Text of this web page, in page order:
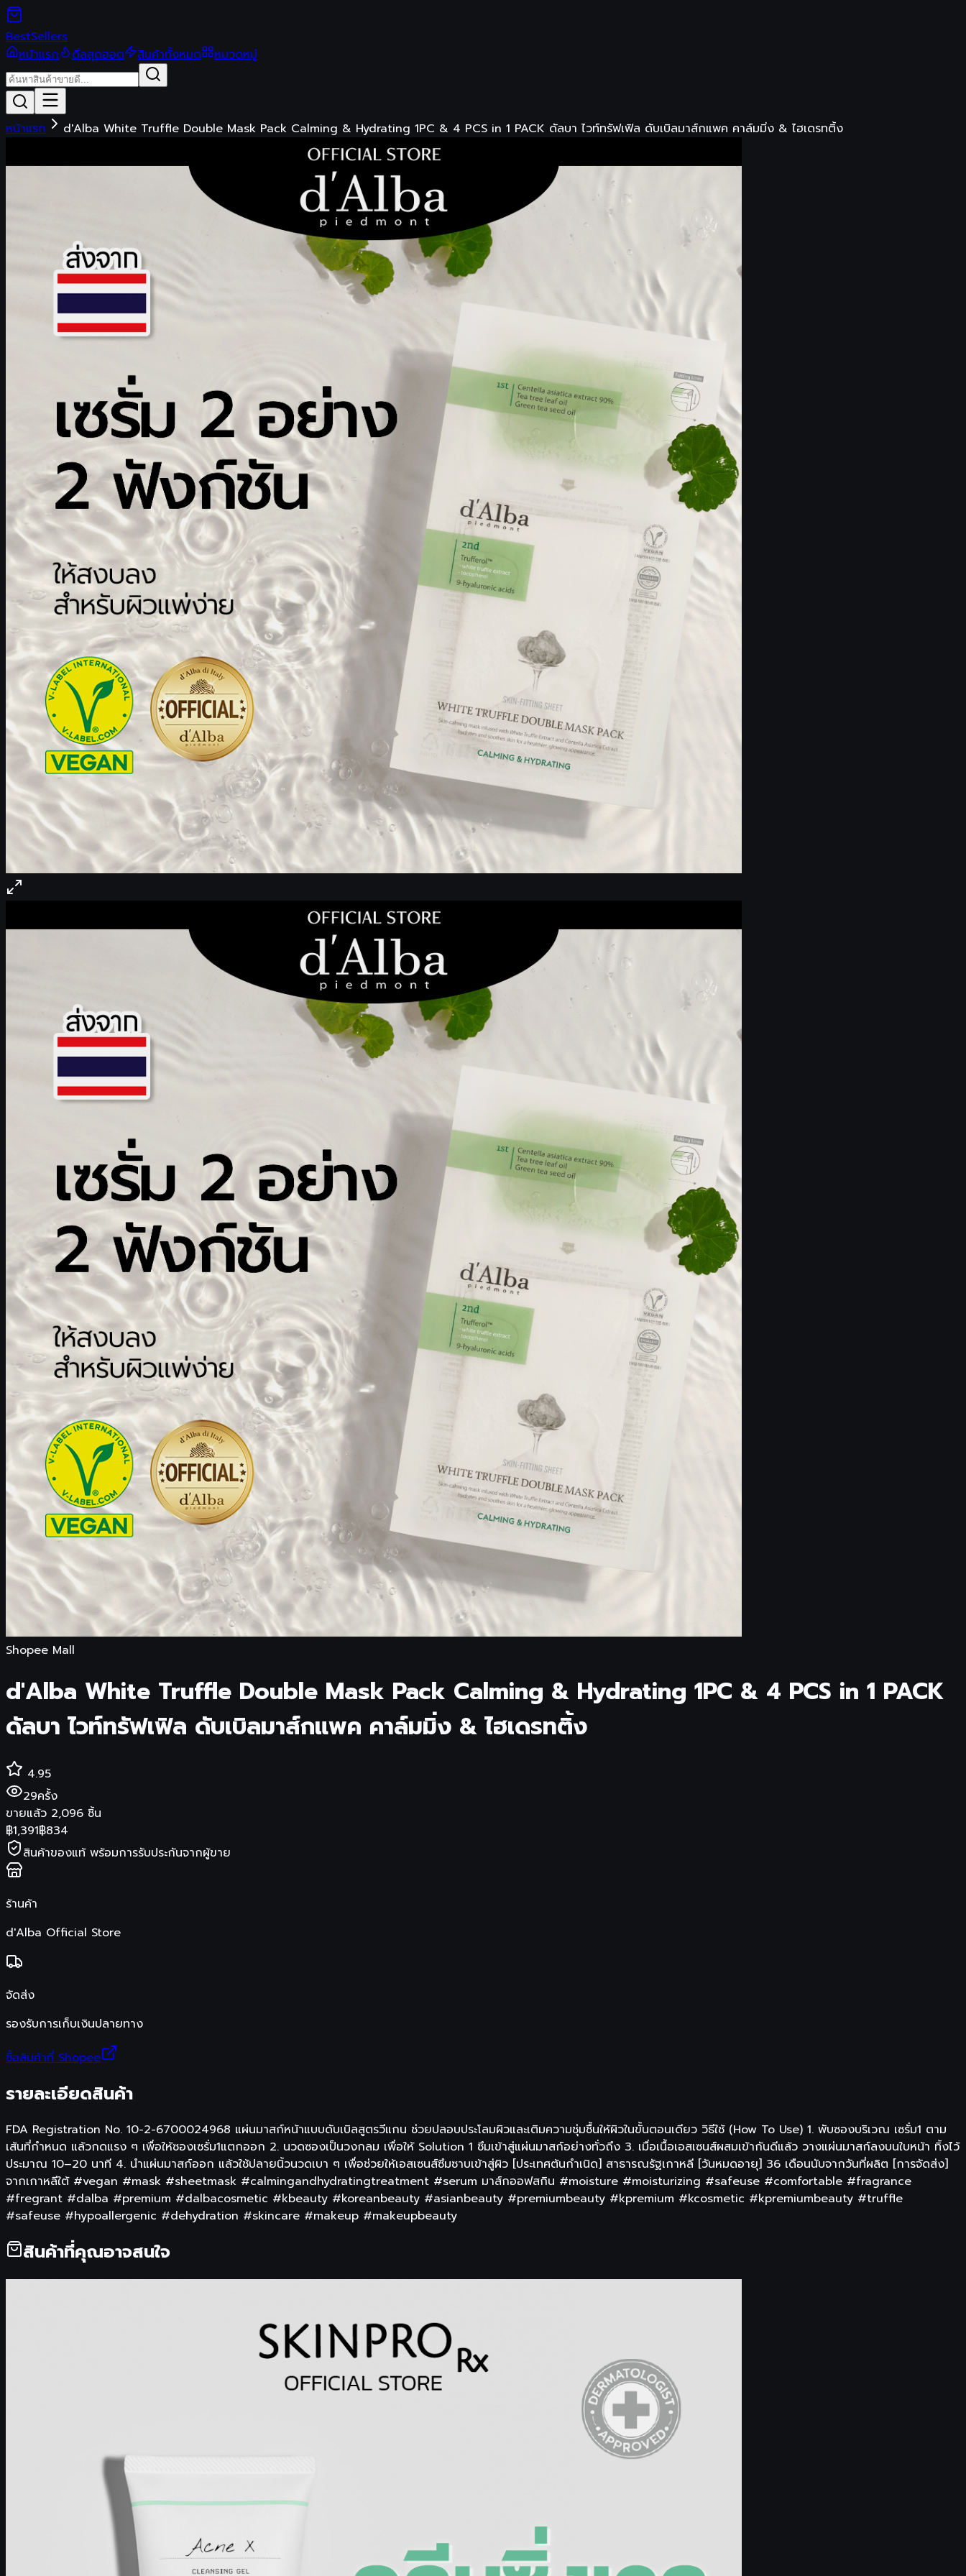
BestSellers
หน้าแรก
ดีลสุดฮอต สินค้าทั้งหมด หมวดหมู่
หน้าแรก d'Alba White Truffle Double Mask Pack Calming & Hydrating 1PC & 4 PCS in 1 PACK ดัลบา ไวท์ทรัฟเฟิล ดับเบิลมาส์กแพค คาล์มมิ่ง & ไฮเดรทติ้ง
Shopee Mall
d'Alba White Truffle Double Mask Pack Calming & Hydrating 1PC & 4 PCS in 1 PACK
ดัลบา ไวท์ทรัฟเฟิล ดับเบิลมาส์กแพค คาล์มมิ่ง & ไฮเดรทติ้ง
4.95
29ครั้ง
ขายแล้ว 2,096 ชิ้น
฿1,391฿834
สินค้าของแท้ พร้อมการรับประกันจากผู้ขาย
ร้านค้า
d'Alba Official Store
จัดส่ง
รองรับการเก็บเงินปลายทาง
ซื้อสินค้าที่ Shopee
รายละเอียดสินค้า
FDA Registration No. 10-2-6700024968 แผ่นมาสก์หน้าแบบดับเบิลสูตรวีแกน ช่วยปลอบประโลมผิวและเติมความชุ่มชื้นให้ผิวในขั้นตอนเดียว วิธีใช้ (How To Use) 1. พับซองบริเวณ เซรั่ม1 ตาม
เส้นที่กำหนด แล้วกดแรง ๆ เพื่อให้ซองเซรั่ม1แตกออก 2. นวดซองเป็นวงกลม เพื่อให้ Solution 1 ซึมเข้าสู่แผ่นมาสก์อย่างทั่วถึง 3. เมื่อเนื้อเอสเซนส์ผสมเข้ากันดีแล้ว วางแผ่นมาสก์ลงบนใบหน้า ทิ้งไว้
ประมาณ 10–20 นาที 4. นำแผ่นมาสก์ออก แล้วใช้ปลายนิ้วนวดเบา ๆ เพื่อช่วยให้เอสเซนส์ซึมซาบเข้าสู่ผิว [ประเทศต้นกำเนิด] สาธารณรัฐเกาหลี [วันหมดอายุ] 36 เดือนนับจากวันที่ผลิต [การจัดส่ง]
จากเกาหลีใต้ #vegan #mask #sheetmask #calmingandhydratingtreatment #serum มาส์กออฟสกิน #moisture #moisturizing #safeuse #comfortable #fragrance
#fregrant #dalba #premium #dalbacosmetic #kbeauty #koreanbeauty #asianbeauty #premiumbeauty #kpremium #kcosmetic #kpremiumbeauty #truffle
#safeuse #hypoallergenic #dehydration #skincare #makeup #makeupbeauty
สินค้าที่คุณอาจสนใจ